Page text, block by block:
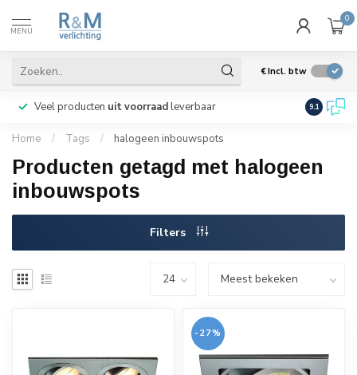
MENU
0
€Incl. btw
Veel producten uit voorraadleverbaar Wij
9.1
Home / Tags / halogeen inbouwspots
Producten getagd met halogeen
inbouwspots
Filters
-27%